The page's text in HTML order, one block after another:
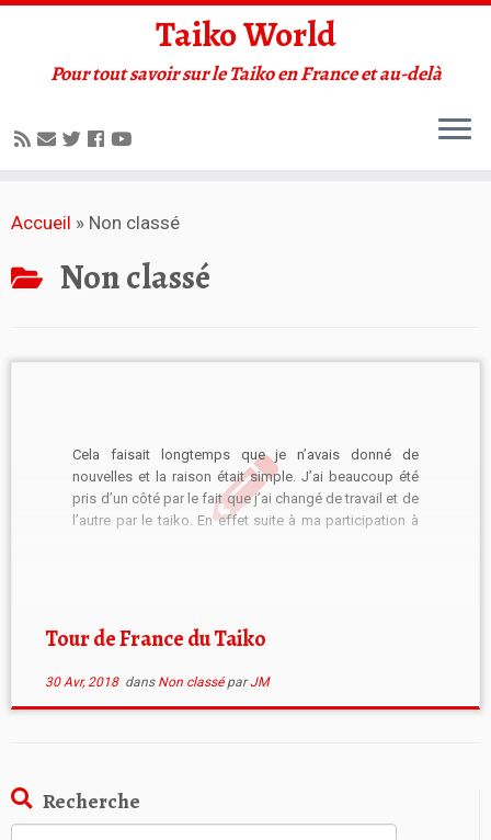
Taiko World
Pour tout savoir sur le Taiko en France et au-delà
Accueil » Non classé
Non classé
Cela faisait longtemps que je n’avais donné de
nouvelles et la raison était simple. J’ai beaucoup été
pris d’un côté par le fait que j’ai changé de travail et de
l’autre par le taiko. En effet suite à ma participation à
Tour de France du Taiko
30 Avr, 2018dans Non classé parJM
Recherche